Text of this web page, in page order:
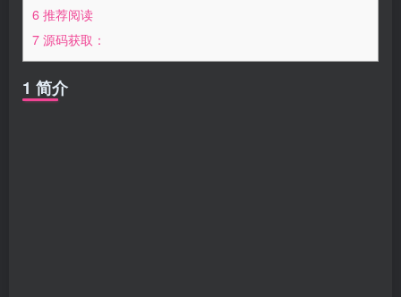
6 推荐阅读
7 源码获取：
1 简介